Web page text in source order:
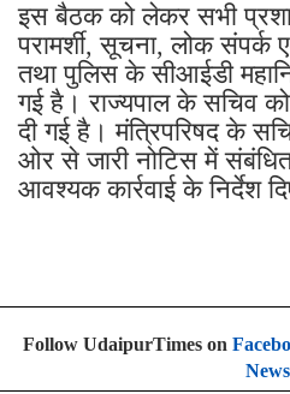
इस बैठक को लेकर सभी
परामर्शी, सूचना, लोक संपर्क
तथा पुलिस के सीआईडी
गई है। राज्यपाल के सचिव
दी गई है। मंत्रिपरिषद के
ओर से जारी नोटिस में
आवश्यक कार्रवाई के निर्देश
Follow UdaipurTimes on
News